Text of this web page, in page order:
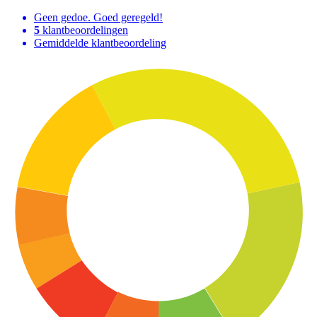
Geen gedoe. Goed geregeld!
5 klantbeoordelingen
Gemiddelde klantbeoordeling